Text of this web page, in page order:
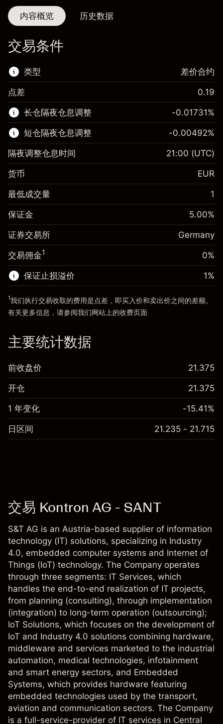
内容概览 历史数据
交易条件
类型
该金融市场可进行差价合约交易。
了解更多:
差价合约
差价合约
点差 0.19
长仓隔夜仓息调整
保证金。您的投资 €1,000.00
隔夜仓息
-0.017307
%
(-€3.46)
使用杠杆的交易规模（大约值）
€20,000.00
来自杠杆的资金 - 美元（大约值）
前往平台
-0.01731%
短仓隔夜仓息调整
保证金。您的投资 €1,000.00
隔夜仓息
来自头寸全值的费用
-0.004915
%
(-€0.98)
使用杠杆的交易规模（大约值）
来自杠杆的资金 - 美元（大约值）
前往平台
-0.00492%
隔夜调整仓息时间 21:00 (UTC)
货币 EUR
最低成交量 1
保证金 5.00%
证券交易所 Germany
交易佣金1 0%
保证止损溢价 1%
1我们执行交易收取的费用是点差，即买入价和卖出价之间的差额。
有关更多信息，请参阅我们网站上的收费页面
主要统计数据
前收盘价 21.375
开仓 21.375
1 年变化 -15.41%
日区间 21.235 - 21.715
交易 Kontron AG - SANT
S&T AG is an Austria-based supplier of information
technology (IT) solutions, specializing in Industry
4.0, embedded computer systems and Internet of
Things (IoT) technology. The Company operates
through three segments: IT Services, which
handles the end-to-end realization of IT projects,
from planning (consulting), through implementation
(integration) to long-term operation (outsourcing);
IoT Solutions, which focuses on the development of
IoT and Industry 4.0 solutions combining hardware,
middleware and services marketed to the industrial
automation, medical technologies, infotainment
and smart energy sectors, and Embedded
Systems, which provides hardware featuring
embedded technologies used by the transport,
aviation and communication sectors. The Company
is a full-service-provider of IT services in Central